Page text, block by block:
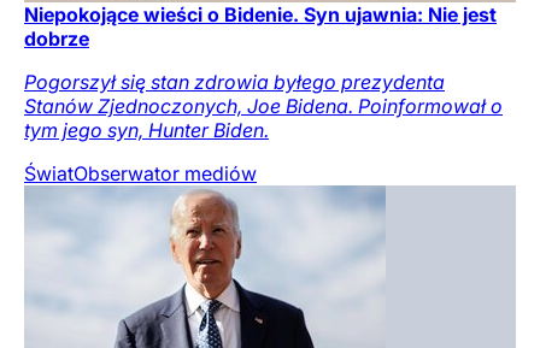
Niepokojące wieści o Bidenie. Syn ujawnia: Nie jest
dobrze
Pogorszył się stan zdrowia byłego prezydenta
Stanów Zjednoczonych, Joe Bidena. Poinformował o
tym jego syn, Hunter Biden.
ŚwiatObserwator mediów